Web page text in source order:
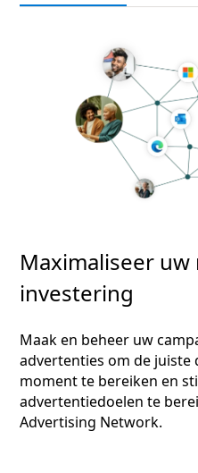
Maximaliseer
investering
Maak en beheer uw
advertenties om de
moment te bereiken en
advertentiedoelen te
Advertising Network.